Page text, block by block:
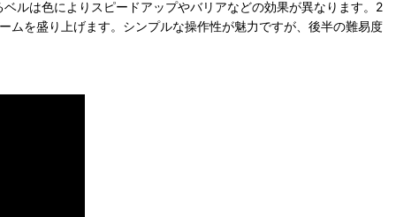
ルは色によりスピードアップやバリアなどの効果が異なります。2
ムを盛り上げます。シンプルな操作性が魅力ですが、後半の難易度